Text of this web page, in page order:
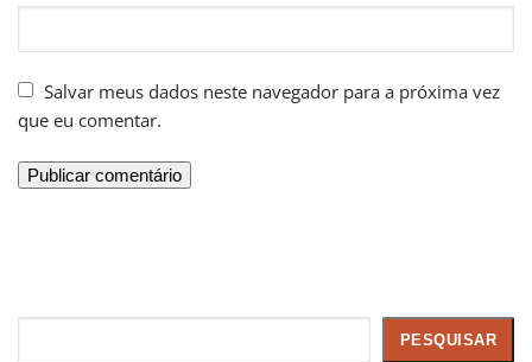
Salvar meus dados neste navegador para a próxima vez
que eu comentar.
PESQUISAR